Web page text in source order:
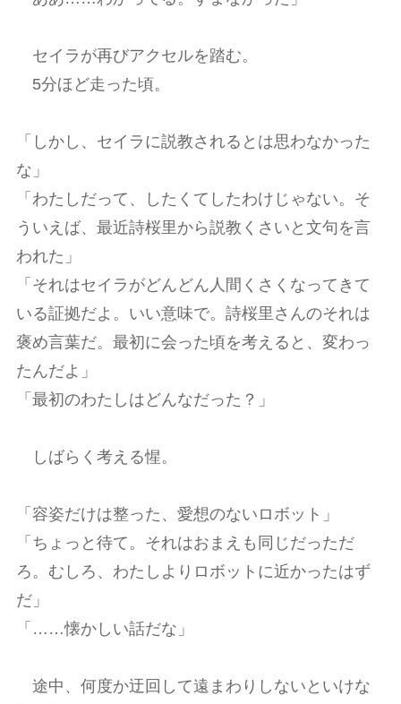
セイラが再びアクセルを踏む。
5分ほど走った頃。
「しかし、セイラに説教されるとは思わなかった
な」
「わたしだって、したくてしたわけじゃない。そ
ういえば、最近詩桜里から説教くさいと文句を言
われた」
「それはセイラがどんどん人間くさくなってきて
いる証拠だよ。いい意味で。詩桜里さんのそれは
褒め言葉だ。最初に会った頃を考えると、変わっ
たんだよ」
「最初のわたしはどんなだった？」
しばらく考える惺。
「容姿だけは整った、愛想のないロボット」
「ちょっと待て。それはおまえも同じだっただ
ろ。むしろ、わたしよりロボットに近かったはず
だ」
「……懐かしい話だな」
途中、何度か迂回して遠まわりしないといけな